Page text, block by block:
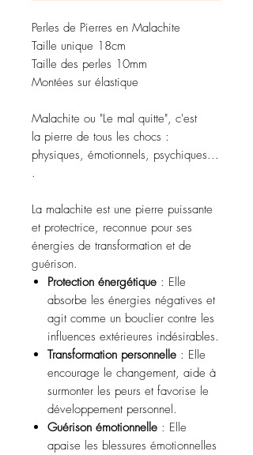
Perles de Pierres en Malachite
Taille unique 18cm
Taille des perles 10mm
Montées sur élastique
Malachite ou "Le mal quitte", c'est
la pierre de tous les chocs :
physiques, émotionnels, psychiques...
.
La malachite est une pierre puissante
et protectrice, reconnue pour ses
énergies de transformation et de
guérison.
Protection énergétique : Elle
absorbe les énergies négatives et
agit comme un bouclier contre les
influences extérieures indésirables.
Transformation personnelle : Elle
encourage le changement, aide à
surmonter les peurs et favorise le
développement personnel.
Guérison émotionnelle : Elle
apaise les blessures émotionnelles